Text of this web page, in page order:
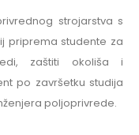
strojarstva s
priprema studente za
zaštiti okoliša i
po završetku studija
poljoprivrede.